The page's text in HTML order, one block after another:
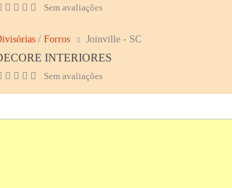
Sem avaliações
/ Forros Joinville - SC
INTERIORES
Sem avaliações